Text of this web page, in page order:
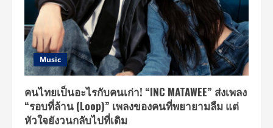
Music
คนไทยเป็นอะไรกับคนเก่า! “INC MATAWEE” ส่งเพลง
“รอบที่ล้าน (Loop)” เพลงของคนที่พยายามลืม แต่
หัวใจยังวนกลับไปที่เดิม